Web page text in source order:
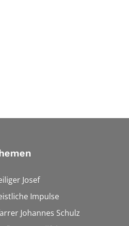
Josef
Impulse
Johannes Schulz